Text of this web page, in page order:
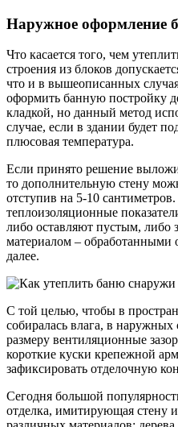
Наружное оформление
Что касается того, чем
строения из блоков
что и в вышеописанных
оформить банную постройку
кладкой, но данный метод
случае, если в здании будет
плюсовая температура.
Если принято решение
то дополнительную стену
отступив на 5-10
теплоизоляционные
либо оставляют пустым, либо
материалом – обработанными
далее.
С той целью, чтобы в
собиралась влага, в
размеру вентиляционные
короткие куски крепежной
зафиксировать отделочную
Сегодня большой
отделка, имитирующая стену